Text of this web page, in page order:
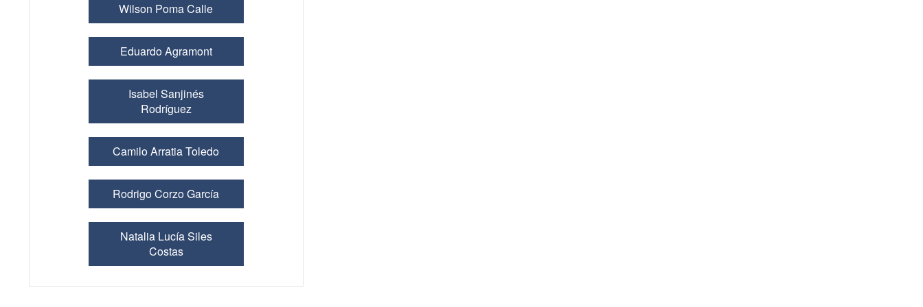
Wilson Poma Calle
Eduardo Agramont
Isabel Sanjinés
Rodríguez
Camilo Arratia Toledo
Rodrigo Corzo García
Natalia Lucía Siles
Costas